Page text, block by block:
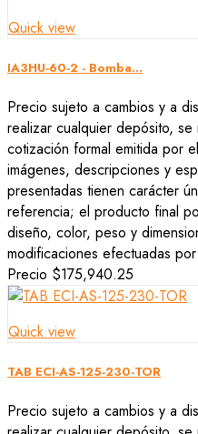
Quick view
IA3HU-60-2 - Bomba...
Precio sujeto a cambios y a
realizar cualquier depósito, se
cotización formal emitida por
imágenes, descripciones y
presentadas tienen carácter
referencia; el producto final
diseño, color, peso y
modificaciones efectuadas
Precio $175,940.25
Quick view
TAB ECI-AS-125-230-TOR
Precio sujeto a cambios y a